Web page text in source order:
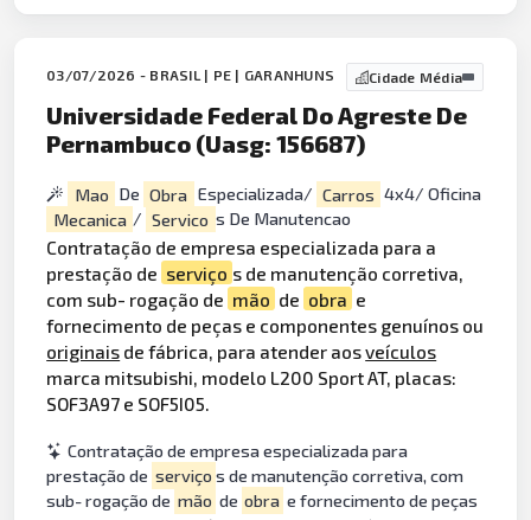
03/07/2026 - BRASIL | PE | GARANHUNS Cidade Média
Universidade Federal Do Agreste De
Pernambuco (Uasg: 156687)
Mao De Obra Especializada/ Carros 4x4/ Oficina
Mecanica / Servico s De Manutencao
Contratação de empresa especializada para a
prestação de serviço s de manutenção corretiva,
com sub- rogação de mão de obra e
fornecimento de peças e componentes genuínos ou
originais de fábrica, para atender aosveículos
marca mitsubishi, modelo L200 Sport AT, placas:
SOF3A97 e SOF5I05.
Contratação de empresa especializada para
prestação de serviço s de manutenção corretiva, com
sub- rogação de mão de obra e fornecimento de peças